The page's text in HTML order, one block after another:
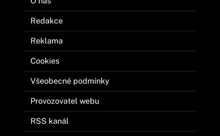
Redakce
Reklama
Cookies
Všeobecné podmínky
Provozovatel webu
RSS kanál